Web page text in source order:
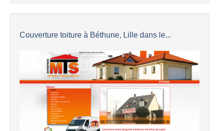
Couverture toiture à Béthune, Lille dans le...